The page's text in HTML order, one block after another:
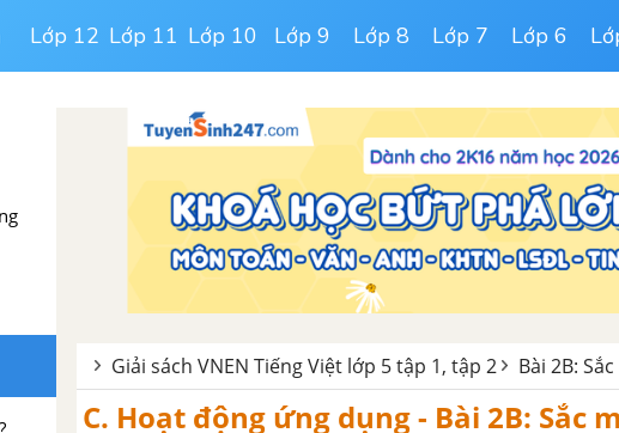
Lớp 12 Lớp 11 Lớp 10 Lớp 9 Lớp 8 Lớp 7 Lớp 6
Giải sách VNEN Tiếng Việt lớp 5 tập 1, tập 2 Bài 2B:
C. Hoạt động ứng dụng - Bài 2B: Sắc